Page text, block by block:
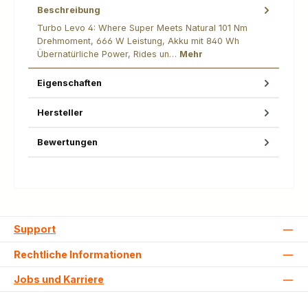
Beschreibung
Turbo Levo 4: Where Super Meets Natural 101 Nm
Drehmoment, 666 W Leistung, Akku mit 840 Wh
Übernatürliche Power, Rides un… Mehr
Eigenschaften
Hersteller
Bewertungen
Support
Rechtliche Informationen
Jobs und Karriere